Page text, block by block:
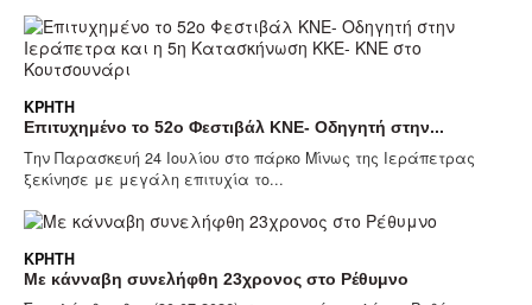
ΚΡΉΤΗ
Επιτυχημένο το 52ο Φεστιβάλ ΚΝΕ- Οδηγητή στην...
Την Παρασκευή 24 Ιουλίου στο πάρκο Μίνως της Ιεράπετρας
ξεκίνησε με μεγάλη επιτυχία το...
ΚΡΉΤΗ
Με κάνναβη συνελήφθη 23χρονος στο Ρέθυμνο